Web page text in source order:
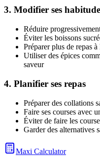
3. Modifier ses
Réduire
Éviter les boissons
Préparer plus de repas à
Utiliser des épices
saveur
4. Planifier ses repas
Préparer des collations
Faire ses courses avec
Éviter de faire les
Garder des alternatives
Maxi Calculator